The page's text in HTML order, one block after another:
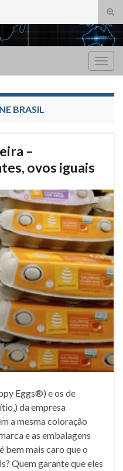
de
BRASIL
–
ovos iguais
Eggs®️) e os de
da empresa
a mesma coloração
e as embalagens
bem mais caro que o
Quem garante que eles